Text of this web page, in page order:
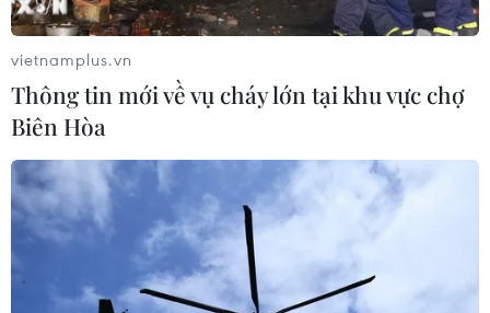
Đài Loan cũng xảy ra một trận động đất lớn 6,1 ở khu
vực Đông Bắc vùng lãnh thổ này.
vietnamplus.vn
Thông tin mới về vụ cháy lớn tại khu vực chợ
Biên Hòa